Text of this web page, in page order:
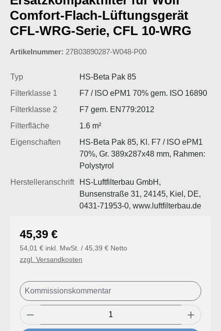
Comfort-Flach-Lüftungsgerät
CFL-WRG-Serie, CFL 10-WRG
Artikelnummer: 27B03890287-W048-P00
Typ
HS-Beta Pak 85
Filterklasse 1
F7 / ISO ePM1 70% gem. ISO 16890
Filterklasse 2
F7 gem. EN779:2012
Filterfläche
1.6 m²
Eigenschaften
HS-Beta Pak 85, Kl. F7 / ISO ePM1
70%, Gr. 389x287x48 mm, Rahmen:
Polystyrol
Herstelleranschrift
HS-Luftfilterbau GmbH,
Bunsenstraße 31, 24145, Kiel, DE,
0431-71953-0, www.luftfilterbau.de
Regulärer Preis:
45,39 €
54,01 € inkl. MwSt. / 45,39 € Netto
zzgl. Versandkosten
Produkt Anzahl: Gib den gewünschten